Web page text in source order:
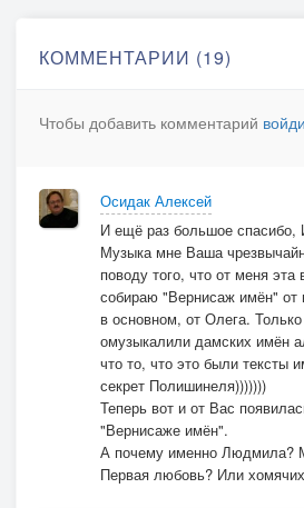
КОММЕНТАРИИ (19)
Чтобы добавить комментарий
Осидак Алексей
И ещё раз большое спасибо,
Музыка мне Ваша
поводу того, что от меня
собираю "Вернисаж имён" от
в основном, от Олега.
омузыкалили дамских имён
что то, что это были тексты
секрет Полишинеля)))))))
Теперь вот и от Вас
"Вернисаже имён".
А почему именно Людмила?
Первая любовь? Или